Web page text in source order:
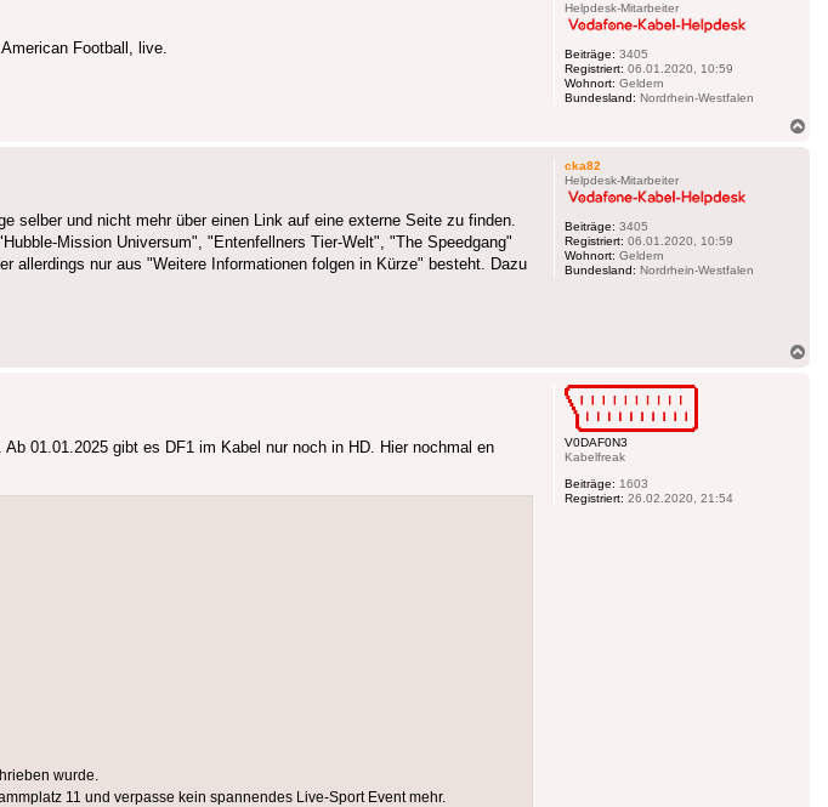
Helpdesk-Mitarbeiter
Beiträge: 3405
Registriert: 06.01.2020, 10:59
Wohnort: Geldern
Bundesland: Nordrhein-Westfalen
Football, live.
cka82
Helpdesk-Mitarbeiter
Beiträge: 3405
Registriert: 06.01.2020, 10:59
Wohnort: Geldern
Bundesland: Nordrhein-Westfalen
selber und nicht mehr über einen Link auf eine externe Seite zu finden.
Mission Universum", "Entenfellners Tier-Welt", "The Speedgang"
allerdings nur aus "Weitere Informationen folgen in Kürze" besteht. Dazu
V0DAF0N3
Kabelfreak
Beiträge: 1603
Registriert: 26.02.2020, 21:54
01.01.2025 gibt es DF1 im Kabel nur noch in HD. Hier nochmal en
wurde.
11 und verpasse kein spannendes Live-Sport Event mehr.